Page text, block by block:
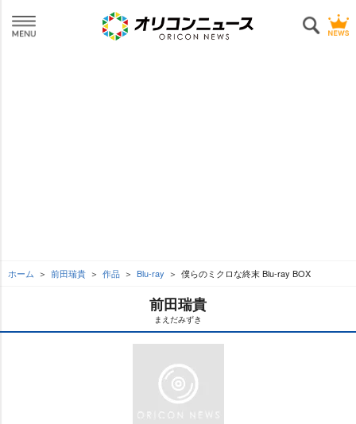
ホーム 前田瑞貴 作品 Blu-ray 僕らのミクロな終末 Blu-ray BOX
前田瑞貴
まえだみずき